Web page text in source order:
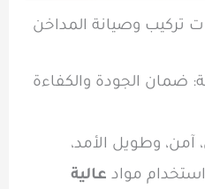
تركيب وصيانة المداخن
ضمان الجودة والكفاءة
وطويل الأمد،
مواد عالية